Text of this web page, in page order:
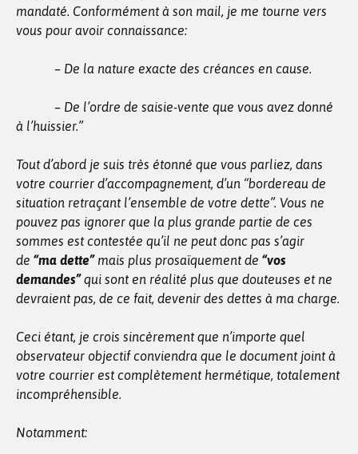
mandaté. Conformément à son mail, je me tourne vers
vous pour avoir connaissance:
– De la nature exacte des créances en cause.
– De l’ordre de saisie-vente que vous avez donné
à l’huissier.”
Tout d’abord je suis très étonné que vous parliez, dans
votre courrier d’accompagnement, d’un “bordereau de
situation retraçant l’ensemble de votre dette”. Vous ne
pouvez pas ignorer que la plus grande partie de ces
sommes est contestée qu’il ne peut donc pas s’agir
de “ma dette”mais plus prosaïquement de “vos
demandes”qui sont en réalité plus que douteuses et ne
devraient pas, de ce fait, devenir des dettes à ma charge.
Ceci étant, je crois sincèrement que n’importe quel
observateur objectif conviendra que le document joint à
votre courrier est complètement hermétique, totalement
incompréhensible.
Notamment: